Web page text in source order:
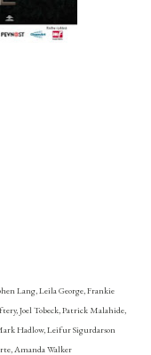
Lang, Leila George, Frankie
Joel Tobeck, Patrick Malahide,
Hadlow, Leifur Sigurdarson
Amanda Walker